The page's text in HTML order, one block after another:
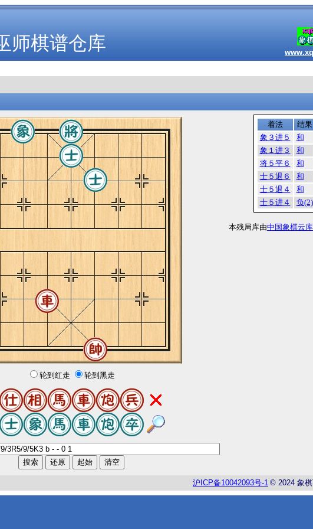
师棋谱仓库
轮到红走 轮到黑走
着法
结果
象３进５
和
象１进３
和
将５平６
和
士５退６
和
士５退４
和
士５进４
负(2)
本残局库由中国象棋云
沪 ICP备10042093号-1 © 2024 象